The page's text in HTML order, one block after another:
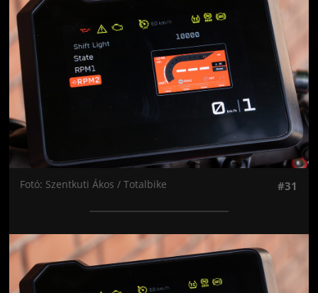
Fotó: Szentkuti Ákos / Totalbike #31
Jön még kép!